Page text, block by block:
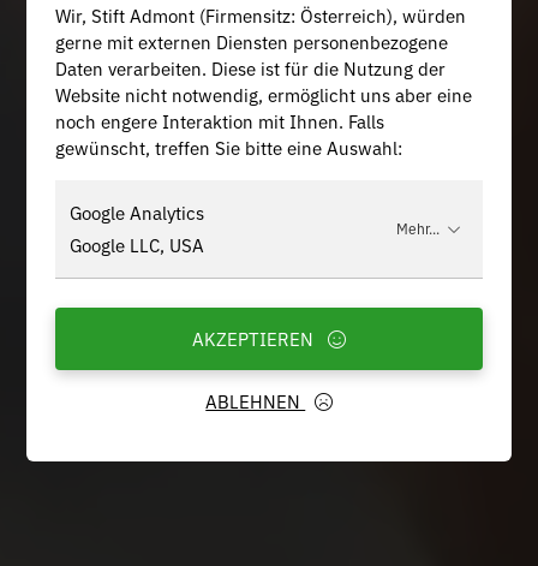
Wir, Stift Admont (Firmensitz: Österreich), würden
gerne mit externen Diensten personenbezogene
Daten verarbeiten. Diese ist für die Nutzung der
Website nicht notwendig, ermöglicht uns aber eine
noch engere Interaktion mit Ihnen. Falls
gewünscht, treffen Sie bitte eine Auswahl:
Google Analytics
Google LLC, USA
Mehr...
ABLEHNEN
AKZEPTIEREN